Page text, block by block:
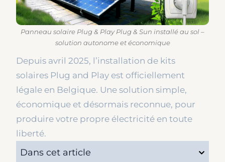
Panneau solaire Plug & Play Plug & Sun installé au sol –
solution autonome et économique
Depuis avril 2025, l’installation de kits
solaires Plug and Play est officiellement
légale en Belgique. Une solution simple,
économique et désormais reconnue, pour
produire votre propre électricité en toute
liberté.
Dans cet article